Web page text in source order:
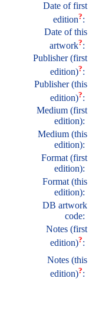
Date of first
edition?:
Date of this
artwork?:
Publisher (first
edition)?:
Publisher (this
edition)?:
Medium (first
edition):
Medium (this
edition):
Format (first
edition):
Format (this
edition):
DB artwork
code:
Notes (first
edition)?:
Notes (this
edition)?: